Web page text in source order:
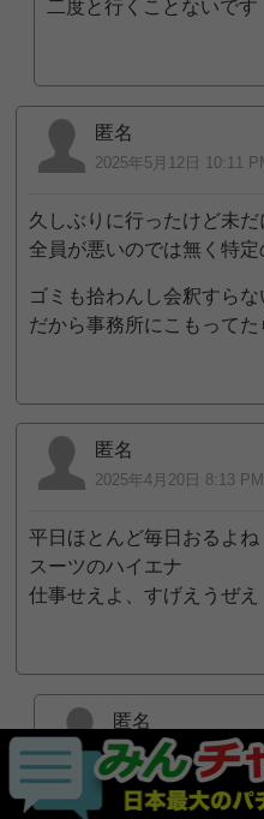
二度と行くことないです
匿名
2025年5月12日 10:11
久しぶりに行ったけど未だ
全員が悪いのでは無く特
ゴミも拾わんし会釈すら
だから事務所にこもってた
匿名
2025年4月20日 8:13 PM
平日ほとんど毎日おるよね
スーツのハイエナ
仕事せえよ、すげえうぜえ
匿名
2025年4月28日 3:23
>匿名 さん